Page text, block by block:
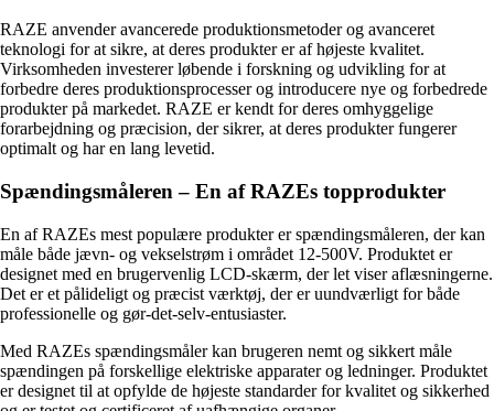
RAZE anvender avancerede produktionsmetoder og avanceret
teknologi for at sikre, at deres produkter er af højeste kvalitet.
Virksomheden investerer løbende i forskning og udvikling for at
forbedre deres produktionsprocesser og introducere nye og forbedrede
produkter på markedet. RAZE er kendt for deres omhyggelige
forarbejdning og præcision, der sikrer, at deres produkter fungerer
optimalt og har en lang levetid.
Spændingsmåleren – En af RAZEs topprodukter
En af RAZEs mest populære produkter er spændingsmåleren, der kan
måle både jævn- og vekselstrøm i området 12-500V. Produktet er
designet med en brugervenlig LCD-skærm, der let viser aflæsningerne.
Det er et pålideligt og præcist værktøj, der er uundværligt for både
professionelle og gør-det-selv-entusiaster.
Med RAZEs spændingsmåler kan brugeren nemt og sikkert måle
spændingen på forskellige elektriske apparater og ledninger. Produktet
er designet til at opfylde de højeste standarder for kvalitet og sikkerhed